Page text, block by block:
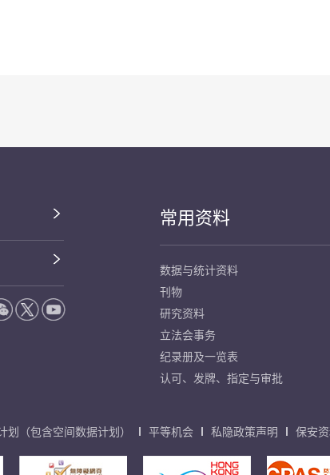
常用资料
数据与统计资料
刊物
研究资料
立法会事务
纪录册及一览表
认可、发牌、指定与审批
划（包含空间数据计划） 平等机会 私隐政策声明 保安